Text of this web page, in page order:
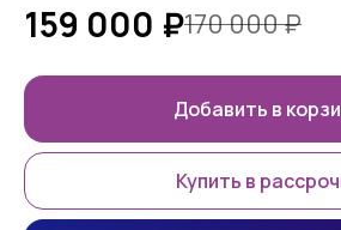
159 000 ₽170 000₽
Добавить в
Купить в